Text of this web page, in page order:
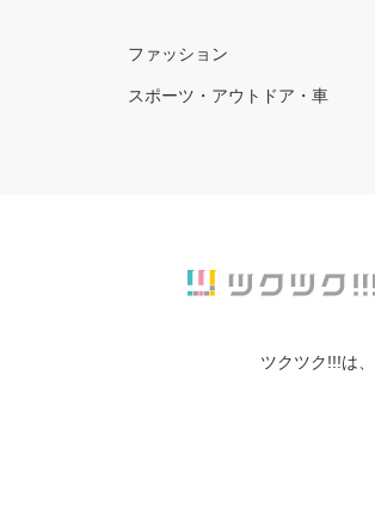
ファッション
スポーツ・アウトドア・車
ツクツク!!!は、